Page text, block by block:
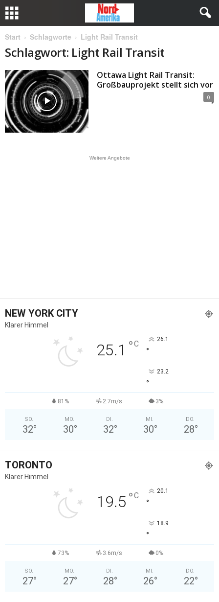
Start Schlagworte Light Rail Transit
Schlagwort: Light Rail Transit
Ottawa Light Rail Transit:
Großbauprojekt stellt sich vor
0
Weitere Angebote
NEW YORK CITY
Klarer Himmel
25.1 °C 26.1
°
23.2
°
81% 2.7m/s 3%
SO.
32°
MO.
30°
DI.
32°
MI.
30°
DO.
28°
TORONTO
Klarer Himmel
19.5 °C 20.1
°
18.9
°
73% 3.6m/s 0%
SO.
27°
MO.
27°
DI.
28°
MI.
26°
DO.
22°